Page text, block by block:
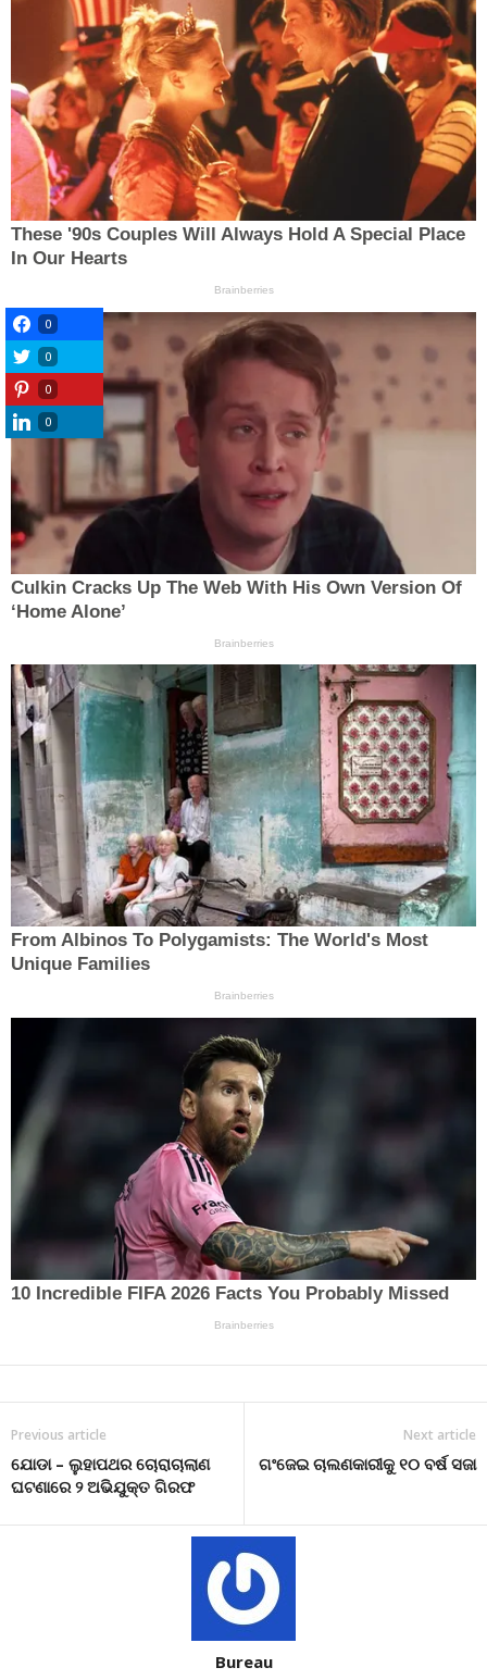
Previous article
ଯୋଡା – ଲୁହାପଥର ଚୋରାଚାଲାଣ
ଘଟଣାରେ ୨ ଅଭିଯୁକ୍ତ ଗିରଫ
Next article
ଗଂଜେଇ ଚାଲଣକାରୀକୁ ୧୦ ବର୍ଷ ସଜା
Bureau
0
0
0
0